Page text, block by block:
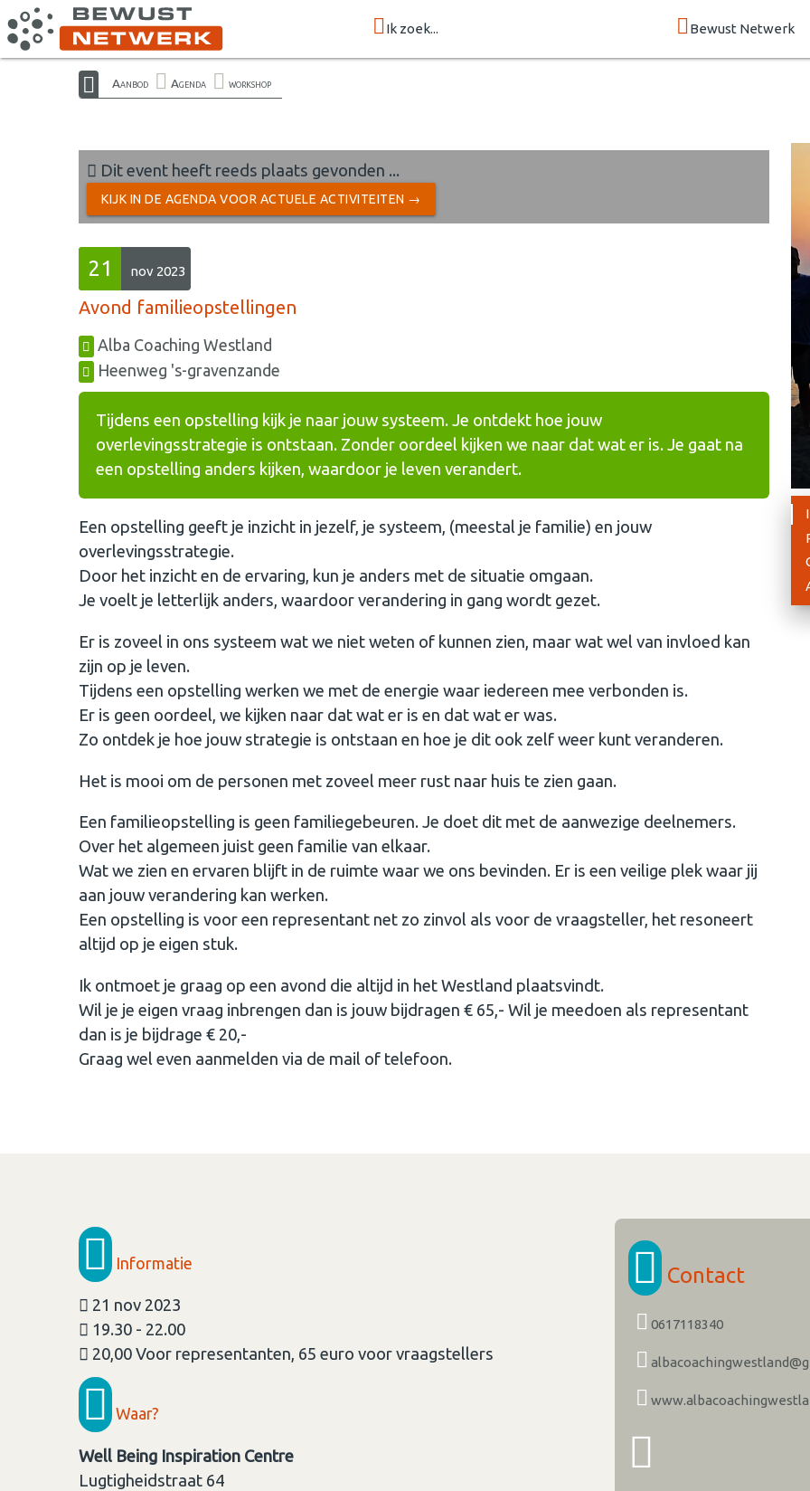
Ik zoek... Bewust Netwerk
Aanbod Agenda workshop
Dit event heeft reeds plaats gevonden ...
KIJK IN DE AGENDA VOOR ACTUELE ACTIVITEITEN →
21 nov 2023
Avond familieopstellingen
Alba Coaching Westland
Heenweg 's-gravenzande
Tijdens een opstelling kijk je naar jouw systeem. Je ontdekt hoe jouw
overlevingsstrategie is ontstaan. Zonder oordeel kijken we naar dat wat er is. Je gaat na
een opstelling anders kijken, waardoor je leven verandert.
Een opstelling geeft je inzicht in jezelf, je systeem, (meestal je familie) en jouw
overlevingsstrategie.
Door het inzicht en de ervaring, kun je anders met de situatie omgaan.
Je voelt je letterlijk anders, waardoor verandering in gang wordt gezet.
Er is zoveel in ons systeem wat we niet weten of kunnen zien, maar wat wel van invloed kan
zijn op je leven.
Tijdens een opstelling werken we met de energie waar iedereen mee verbonden is.
Er is geen oordeel, we kijken naar dat wat er is en dat wat er was.
Zo ontdek je hoe jouw strategie is ontstaan en hoe je dit ook zelf weer kunt veranderen.
Het is mooi om de personen met zoveel meer rust naar huis te zien gaan.
Een familieopstelling is geen familiegebeuren. Je doet dit met de aanwezige deelnemers.
Over het algemeen juist geen familie van elkaar.
Wat we zien en ervaren blijft in de ruimte waar we ons bevinden. Er is een veilige plek waar jij
aan jouw verandering kan werken.
Een opstelling is voor een representant net zo zinvol als voor de vraagsteller, het resoneert
altijd op je eigen stuk.
Ik ontmoet je graag op een avond die altijd in het Westland plaatsvindt.
Wil je je eigen vraag inbrengen dan is jouw bijdragen € 65,- Wil je meedoen als representant
dan is je bijdrage € 20,-
Graag wel even aanmelden via de mail of telefoon.
Informatie
21 nov 2023
19.30 - 22.00
20,00 Voor representanten, 65 euro voor vraagstellers
Waar?
Well Being Inspiration Centre
Lugtigheidstraat 64
Contact
0617118340